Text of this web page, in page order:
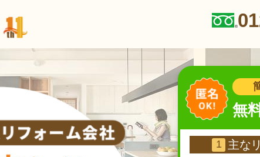
無
1 主な